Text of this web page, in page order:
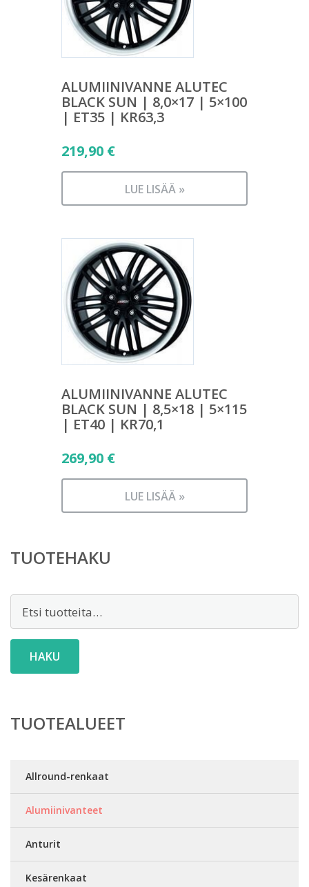
ALUMIINIVANNE ALUTEC
BLACK SUN | 8,0×17 | 5×100
| ET35 | KR63,3
219,90 €
LUE LISÄÄ »
ALUMIINIVANNE ALUTEC
BLACK SUN | 8,5×18 | 5×115
| ET40 | KR70,1
269,90 €
LUE LISÄÄ »
TUOTEHAKU
HAKU
TUOTEALUEET
Allround-renkaat
Alumiinivanteet
Anturit
Kesärenkaat